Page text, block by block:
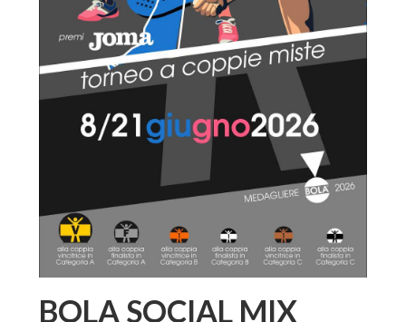
BOLA SOCIAL MIX